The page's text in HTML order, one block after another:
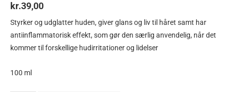
kr.39,00
Styrker og udglatter huden, giver glans og liv til håret samt har
antiinflammatorisk effekt, som gør den særlig anvendelig, når det
kommer til forskellige hudirritationer og lidelser
100 ml